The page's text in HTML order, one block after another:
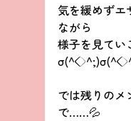
気を緩めずエ
ながら
様子を見てい
では残りのメ
で……💦